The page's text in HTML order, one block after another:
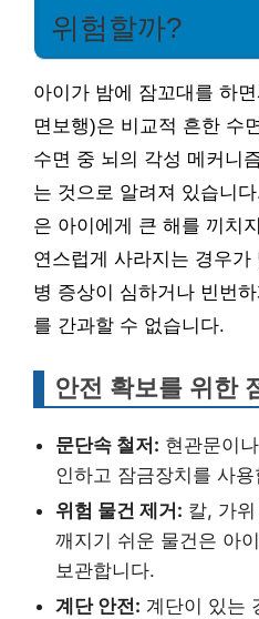
위험할까?
아이가 밤에 잠꼬대를 하
면보행)은 비교적 흔한 수
수면 중 뇌의 각성 메커니
는 것으로 알려져 있습니
은 아이에게 큰 해를 끼치
연스럽게 사라지는 경우
병 증상이 심하거나 빈번
를 간과할 수 없습니다.
안전 확보를 위한
문단속 철저: 현관문이
인하고 잠금장치를 사
위험 물건 제거: 칼, 가
깨지기 쉬운 물건은 아
보관합니다.
계단 안전: 계단이 있는